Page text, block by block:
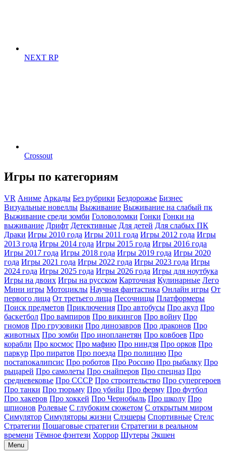
NEXT RP
Crossout
Игры по категориям
VR Аниме Аркады Без рубрики Бездорожье Бизнес
Визуальные новеллы Выживание Выживание на слабый пк
Выживание среди зомби Головоломки Гонки Гонки на
выживание Дрифт Детективные Для детей Для слабых ПК
Драки Игры 2010 года Игры 2011 года Игры 2012 года Игры
2013 года Игры 2014 года Игры 2015 года Игры 2016 года
Игры 2017 года Игры 2018 года Игры 2019 года Игры 2020
года Игры 2021 года Игры 2022 года Игры 2023 года Игры
2024 года Игры 2025 года Игры 2026 года Игры для ноутбука
Игры на двоих Игры на русском Карточная Кулинарные Лего
Мини игры Мотоциклы Научная фантастика Онлайн игры От
первого лица От третьего лица Песочницы Платформеры
Поиск предметов Приключения Про автобусы Про акул Про
баскетбол Про вампиров Про викингов Про войну Про
гномов Про грузовики Про динозавров Про драконов Про
животных Про зомби Про инопланетян Про ковбоев Про
корабли Про космос Про мафию Про ниндзя Про орков Про
паркур Про пиратов Про поезда Про полицию Про
постапокалипсис Про роботов Про Россию Про рыбалку Про
рыцарей Про самолеты Про снайперов Про спецназ Про
средневековье Про СССР Про строительство Про супергероев
Про танки Про тюрьму Про убийц Про ферму Про футбол
Про хакеров Про хоккей Про Чернобыль Про школу Про
шпионов Ролевые С глубоким сюжетом С открытым миром
Симулятор Симуляторы жизни Слэшеры Спортивные Стелс
Стратегии Пошаговые стратегии Стратегии в реальном
времени Тёмное фэнтези Хоррор Шутеры Экшен
Menu